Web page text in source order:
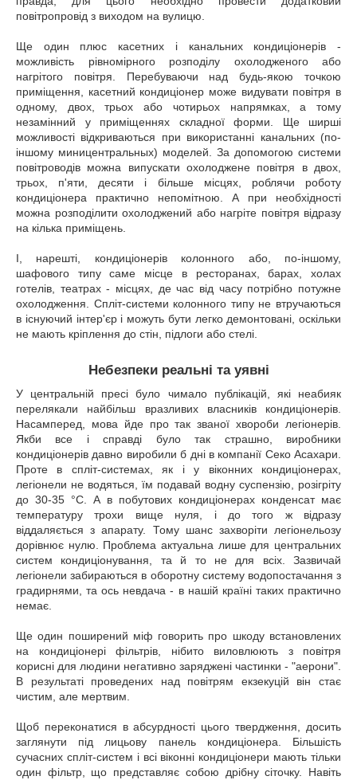
повітропровід з виходом на вулицю.
Ще один плюс касетних і канальних кондиціонерів -
можливість рівномірного розподілу охолодженого або
нагрітого повітря. Перебуваючи над будь-якою точкою
приміщення, касетний кондиціонер може видувати повітря в
одному, двох, трьох або чотирьох напрямках, а тому
незамінний у приміщеннях складної форми. Ще ширші
можливості відкриваються при використанні канальних (по-
іншому миницентральных) моделей. За допомогою системи
повітроводів можна випускати охолоджене повітря в двох,
трьох, п'яти, десяти і більше місцях, роблячи роботу
кондиціонера практично непомітною. А при необхідності
можна розподілити охолоджений або нагріте повітря відразу
на кілька приміщень.
І, нарешті, кондиціонерів колонного або, по-іншому,
шафового типу саме місце в ресторанах, барах, холах
готелів, театрах - місцях, де час від часу потрібно потужне
охолодження. Спліт-системи колонного типу не втручаються
в існуючий інтер'єр і можуть бути легко демонтовані, оскільки
не мають кріплення до стін, підлоги або стелі.
Небезпеки реальні та уявні
У центральній пресі було чимало публікацій, які неабияк
перелякали найбільш вразливих власників кондиціонерів.
Насамперед, мова йде про так званої хвороби легіонерів.
Якби все і справді було так страшно, виробники
кондиціонерів давно виробили б дні в компанії Секо Асахари.
Проте в спліт-системах, як і у віконних кондиціонерах,
легіонели не водяться, їм подавай водну суспензію, розігріту
до 30-35 °C. А в побутових кондиціонерах конденсат має
температуру трохи вище нуля, і до того ж відразу
віддаляється з апарату. Тому шанс захворіти легіонельозу
дорівнює нулю. Проблема актуальна лише для центральних
систем кондиціонування, та й то не для всіх. Зазвичай
легіонели забираються в оборотну систему водопостачання з
градирнями, та ось невдача - в нашій країні таких практично
немає.
Ще один поширений міф говорить про шкоду встановлених
на кондиціонері фільтрів, нібито виловлюють з повітря
корисні для людини негативно заряджені частинки - "аерони".
В результаті проведених над повітрям екзекуцій він стає
чистим, але мертвим.
Щоб переконатися в абсурдності цього твердження, досить
заглянути під лицьову панель кондиціонера. Більшість
сучасних спліт-систем і всі віконні кондиціонери мають тільки
один фільтр, що представляє собою дрібну сіточку. Навіть